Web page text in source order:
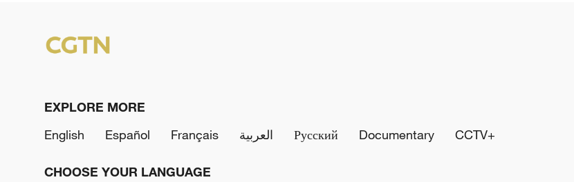
EXPLORE MORE
English
Español Français العربية Русский Documentary CCTV+
CHOOSE YOUR LANGUAGE